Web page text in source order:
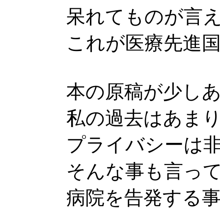
呆れてものが言
これが医療先進
本の原稿が少し
私の過去はあま
プライバシーは
そんな事も言っ
病院を告発する